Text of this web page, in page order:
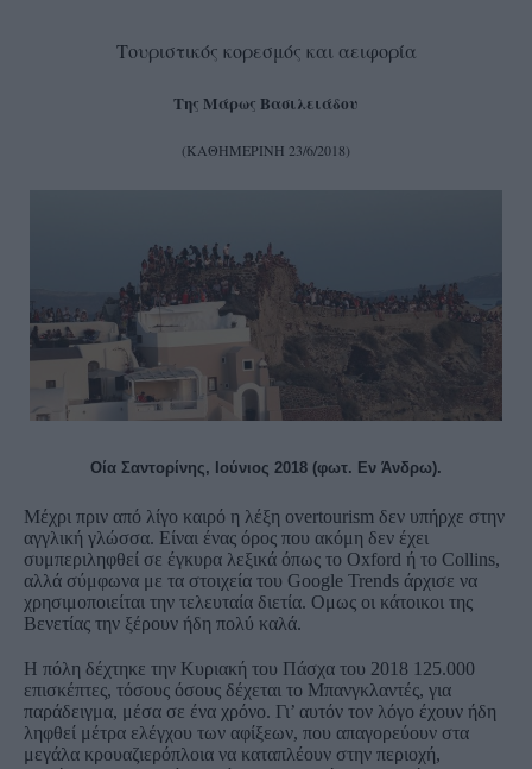
Τουριστικός κορεσμός και αειφορία
Της Μάρως Βασιλειάδου
(ΚΑΘΗΜΕΡΙΝΗ 23/6/2018)
Οία Σαντορίνης, Ιούνιος 2018 (φωτ. Εν Άνδρω).
Μέχρι πριν από λίγο καιρό η λέξη overtourism δεν υπήρχε στην
αγγλική γλώσσα. Είναι ένας όρος που ακόμη δεν έχει
συμπεριληφθεί σε έγκυρα λεξικά όπως το Oxford ή το Collins,
αλλά σύμφωνα με τα στοιχεία του Google Trends άρχισε να
χρησιμοποιείται την τελευταία διετία. Ομως οι κάτοικοι της
Βενετίας την ξέρουν ήδη πολύ καλά.
Η πόλη δέχτηκε την Κυριακή του Πάσχα του 2018 125.000
επισκέπτες, τόσους όσους δέχεται το Μπανγκλαντές, για
παράδειγμα, μέσα σε ένα χρόνο. Γι’ αυτόν τον λόγο έχουν ήδη
ληφθεί μέτρα ελέγχου των αφίξεων, που απαγορεύουν στα
μεγάλα κρουαζιερόπλοια να καταπλέουν στην περιοχή,